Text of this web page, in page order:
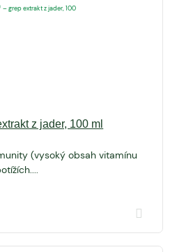
z jader, 100 ml
(vysoký obsah vitamínu